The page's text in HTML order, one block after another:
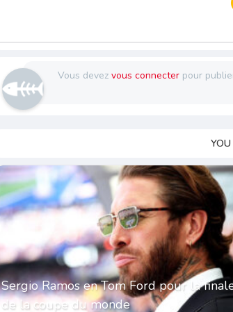
Vous devezvous connecter pour
Sergio Ramos en Tom Ford pour la
de la coupe du monde